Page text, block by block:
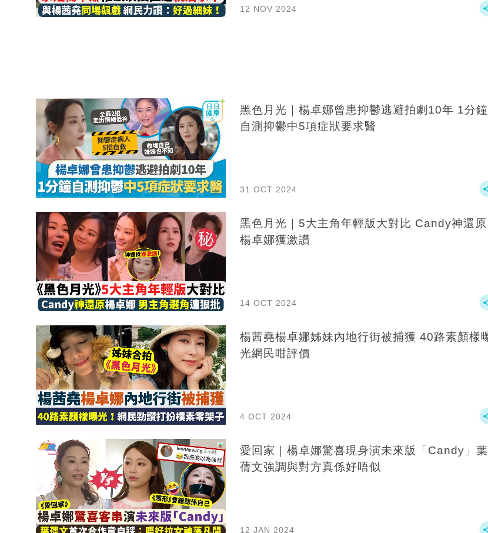
12 NOV 2024
黑色月光｜楊卓娜曾患抑鬱逃避拍劇10年 1分鐘
自測抑鬱中5項症狀要求醫
31 OCT 2024
黑色月光｜5大主角年輕版大對比 Candy神還原
楊卓娜獲激讚
14 OCT 2024
楊茜堯楊卓娜姊妹內地行街被捕獲 40路素顏樣曝
光網民咁評價
4 OCT 2024
愛回家｜楊卓娜驚喜現身演未來版「Candy」葉
蒨文強調與對方真係好唔似
12 JAN 2024